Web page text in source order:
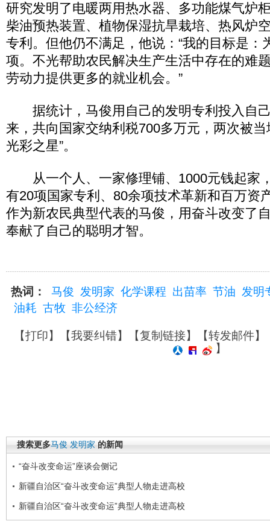
研究发明了电暖两用热水器、多功能煤气炉
柴油预热装置、植物保湿抗旱栽培、热风炉
专利。但他仍不满足，他说：“我的目标是：
项。不光帮助农民解决生产生活中存在的难
劳动力提供更多的就业机会。”
据统计，马俊用自己的发明专利投入自
来，共向国家交纳利税700多万元，两次被
光彩之星”。
从一个人、一家修理铺、1000元钱起家
有20项国家专利、80余项技术革新和百万资
作为新农民典型代表的马俊，用奋斗改变了
奉献了自己的聪明才智。
热词： 马俊 发明家 化学课程 出苗率 节油 发明
油耗 古牧 非公经济
【打印】【我要纠错】【复制链接】【转发邮件】
】
搜索更多马俊 发明家 的新闻
“奋斗改变命运”座谈会侧记
新疆自治区“奋斗改变命运”典型人物走进高校
新疆自治区“奋斗改变命运”典型人物走进高校